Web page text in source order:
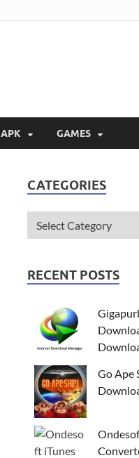
APK GAMES
CATEGORIES
RECENT POSTS
Go Ape